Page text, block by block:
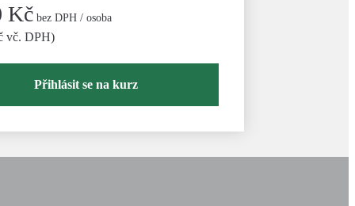
Kč bez DPH / osoba
vč. DPH)
Přihlásit se na kurz